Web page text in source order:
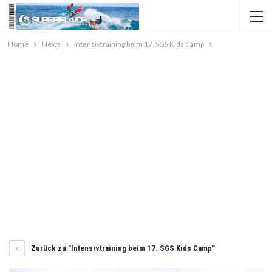
Home News Intensivtraining beim 17. SGS Kids Camp
Zurück zu "Intensivtraining beim 17. SGS Kids Camp"